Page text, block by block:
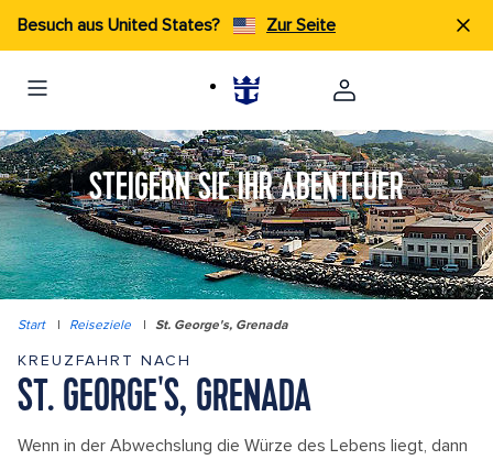
Besuch aus United States? Zur Seite
STEIGERN SIE IHR ABENTEUER
Start | Reiseziele | St. George's, Grenada
KREUZFAHRT NACH
ST. GEORGE'S, GRENADA
Wenn in der Abwechslung die Würze des Lebens liegt, dann